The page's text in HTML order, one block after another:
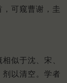
可窥曹谢，圭
似于沈、宋、
剂以清空。学者